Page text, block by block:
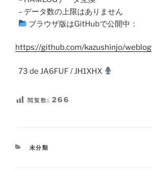
– データ数の上限はありません
ブラウザ版はGitHubで公開中：
https://github.com/kazushinjo/weblog
73 de JA6FUF / JH1XHX
閲覧数: 266
CATEGORIES
未分類